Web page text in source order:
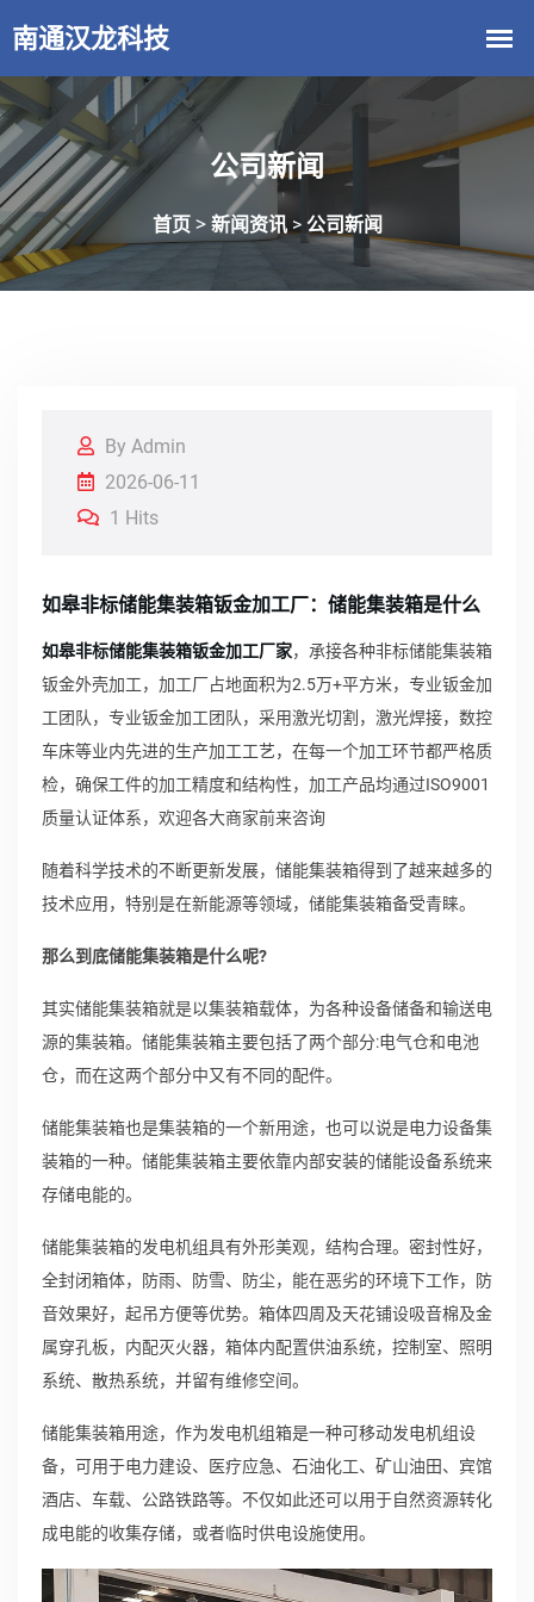
公司新闻
首页 > 新闻资讯> 公司新闻
By Admin
2026-06-11
1 Hits
如皋非标储能集装箱钣金加工厂：储能集装箱是什么
如皋非标储能集装箱钣金加工厂家，承接各种非标储能集装箱
钣金外壳加工，加工厂占地面积为2.5万+平方米，专业钣金加
工团队，专业钣金加工团队，采用激光切割，激光焊接，数控
车床等业内先进的生产加工工艺，在每一个加工环节都严格质
检，确保工件的加工精度和结构性，加工产品均通过ISO9001
质量认证体系，欢迎各大商家前来咨询
随着科学技术的不断更新发展，储能集装箱得到了越来越多的
技术应用，特别是在新能源等领域，储能集装箱备受青睐。
那么到底储能集装箱是什么呢?
其实储能集装箱就是以集装箱载体，为各种设备储备和输送电
源的集装箱。储能集装箱主要包括了两个部分:电气仓和电池
仓，而在这两个部分中又有不同的配件。
储能集装箱也是集装箱的一个新用途，也可以说是电力设备集
装箱的一种。储能集装箱主要依靠内部安装的储能设备系统来
存储电能的。
储能集装箱的发电机组具有外形美观，结构合理。密封性好，
全封闭箱体，防雨、防雪、防尘，能在恶劣的环境下工作，防
音效果好，起吊方便等优势。箱体四周及天花铺设吸音棉及金
属穿孔板，内配灭火器，箱体内配置供油系统，控制室、照明
系统、散热系统，并留有维修空间。
储能集装箱用途，作为发电机组箱是一种可移动发电机组设
备，可用于电力建设、医疗应急、石油化工、矿山油田、宾馆
酒店、车载、公路铁路等。不仅如此还可以用于自然资源转化
成电能的收集存储，或者临时供电设施使用。